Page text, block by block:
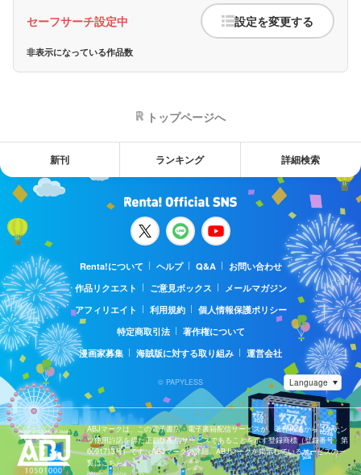
セーフサーチ設定中 設定を変更する
非表示になっている作品数
トップページへ
新刊 ランキング 詳細検索
Renta!について ヘルプ Q&A
お問い合わせ
作品リクエスト
ご意見ボックス
メールマガジン
アフィリエイト
利用規約
個人情報保護ポリシー
特定商取引法
著作権について
漫画家募集
海賊版に対する取り組み 運営会社
© PAPYLESS
ABJマークは、この電子書店・電子書籍配信サービスが、著作権者からコンテン
ツ使用許諾を得た正規版配信サービスであることを示す登録商標（登録番号 第
6091713号）です。ABJマークの詳細、ABJマークを掲示しているサービスの一
覧はこちら。